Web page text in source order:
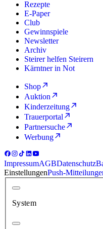
Rezepte
E-Paper
Club
Gewinnspiele
Newsletter
Archiv
Steirer helfen Steirern
Kärntner in Not
Shop
Auktion
Kinderzeitung
Trauerportal
Partnersuche
Werbung
ImpressumAGBDatenschutz
EinstellungenPush-
System